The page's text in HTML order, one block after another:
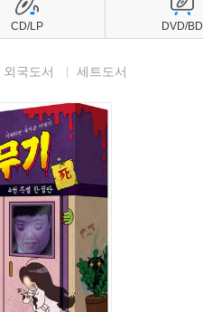
외국도서 세트도서
CD/LP DVD/BD